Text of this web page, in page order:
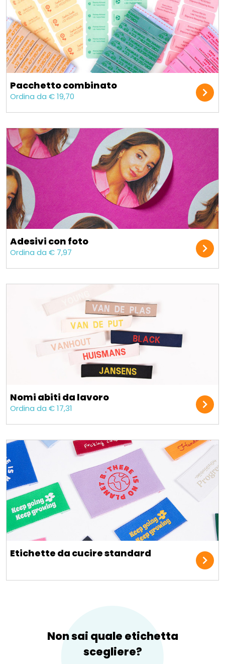
Pacchetto combinato
Ordina da € 19,70
Adesivi con foto
Ordina da € 7,97
Nomi abiti da lavoro
Ordina da € 17,31
Etichette da cucire standard
Non sai quale etichetta
scegliere?